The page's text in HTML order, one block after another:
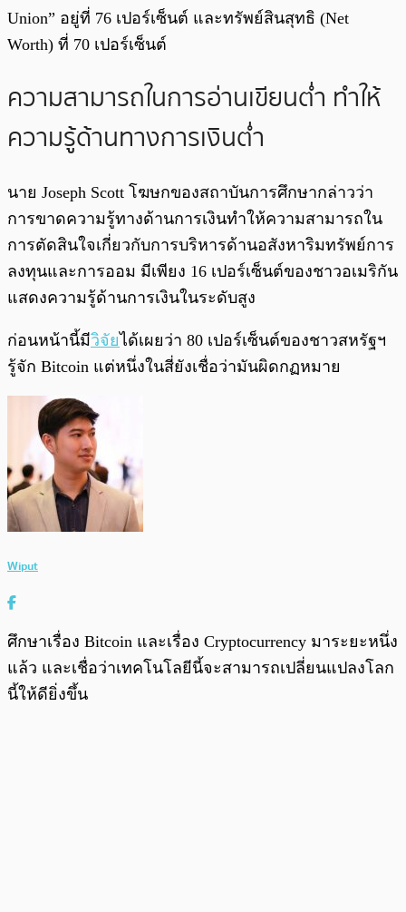
Union” อยู่ที่ 76 เปอร์เซ็นต์ และทรัพย์สินสุทธิ (Net
Worth) ที่ 70 เปอร์เซ็นต์
ความสามารถในการอ่านเขียนต่ำ ทำให้
ความรู้ด้านทางการเงินต่ำ
นาย Joseph Scott โฆษกของสถาบันการศึกษากล่าวว่า
การขาดความรู้ทางด้านการเงินทำให้ความสามารถใน
การตัดสินใจเกี่ยวกับการบริหารด้านอสังหาริมทรัพย์การ
ลงทุนและการออม มีเพียง 16 เปอร์เซ็นต์ของชาวอเมริกัน
แสดงความรู้ด้านการเงินในระดับสูง
ก่อนหน้านี้มีวิจัยได้เผยว่า 80 เปอร์เซ็นต์ของชาวสหรัฐฯ
รู้จัก Bitcoin แต่หนึ่งในสี่ยังเชื่อว่ามันผิดกฏหมาย
Wiput
ศึกษาเรื่อง Bitcoin และเรื่อง Cryptocurrency มาระยะหนึ่ง
แล้ว และเชื่อว่าเทคโนโลยีนี้จะสามารถเปลี่ยนแปลงโลก
นี้ให้ดียิ่งขึ้น